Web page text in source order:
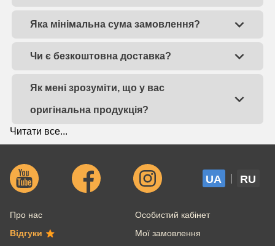
Яка мінімальна сума замовлення?
Чи є безкоштовна доставка?
Як мені зрозуміти, що у вас
оригінальна продукція?
Читати все...
UA RU
Про нас
Відгуки
Особистий кабінет
Мої замовлення